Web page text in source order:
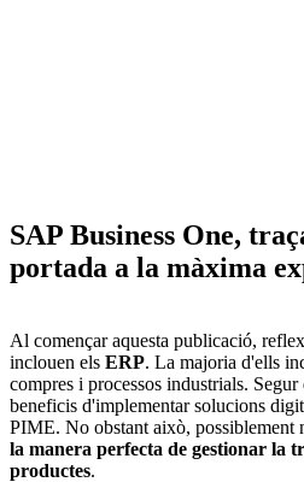
SAP Business One,
portada a la màxima
Al començar aquesta publicació,
inclouen els ERP. La majoria d'ells
compres i processos industrials.
beneficis d'implementar solucions
PIME. No obstant això, possiblement
la manera perfecta de gestionar la
productes.